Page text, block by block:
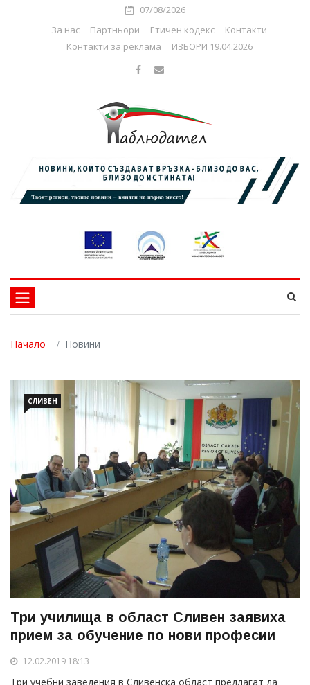
07/08/2026
За нас
Партньори Етичен кодекс
Контакти
Контакти за реклама
ИЗБОРИ 19.04.2026
Начало Новини
СЛИВЕН
Три училища в област Сливен заявиха
прием за обучение по нови професии
12.02.2019 18:13
Три учебни заведения в Сливенска област предлагат да